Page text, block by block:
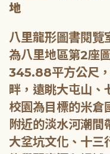
地
八里龍形圖書閱覽
為八里地區第2座
345.88平方公尺
畔，遠眺大屯山、
校園為目標的米倉
附近的淡水河潮
大坌坑文化、十三